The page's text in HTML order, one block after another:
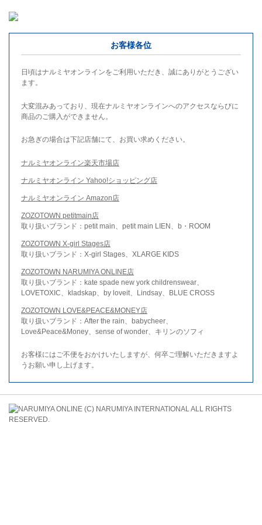
お客様各位
日頃はナルミヤオンラインをご利用いただき、誠にありがとうござい
ます。
大変混みあっており、現在ナルミヤオンラインへのアクセスならびに
商品のご購入ができません。
お急ぎの場合は下記店舗にて、お買い求めください。
ナルミヤオンライン楽天市場店
ナルミヤオンライン Yahoo!ショッピング店
ナルミヤオンライン Amazon店
ZOZOTOWN petitmain店
取り扱いブランド：petit main、petit main LIEN、b・ROOM
ZOZOTOWN X-girl Stages店
取り扱いブランド：X-girl Stages、XLARGE KIDS
ZOZOTOWN NARUMIYA ONLINE店
取り扱いブランド：kate spade new york childrenswear、
LOVETOXIC、kladskap、by loveit、Lindsay、BLUE CROSS
ZOZOTOWN LOVE&PEACE&MONEY店
取り扱いブランド：After the rain、babycheer、
Love&Peace&Money、sense of wonder、キリンのソフィ
お客様にはご不便をおかけいたしますが、何卒ご理解いただきますよ
うお願い申し上げます。